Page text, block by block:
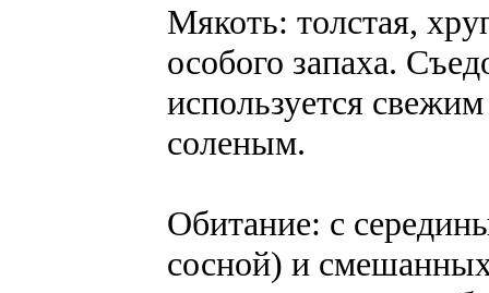
Мякоть: толстая,
особого запаха.
используется
соленым.
Обитание: с
сосной) и